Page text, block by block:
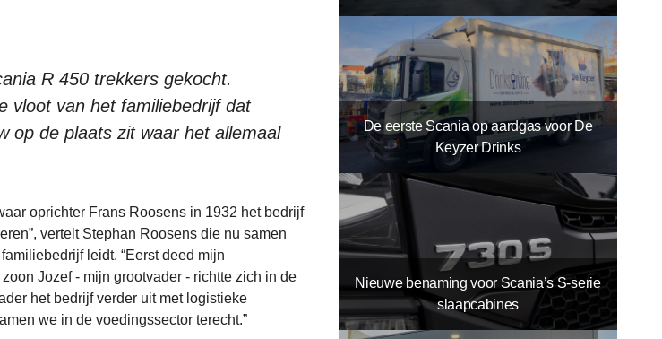
R 450 trekkers gekocht.
vloot van het familiebedrijf dat
op de plaats zit waar het allemaal
oprichter Frans Roosens in 1932 het bedrijf
vertelt Stephan Roosens die nu samen
leidt. “Eerst deed mijn
Jozef - mijn grootvader - richtte zich in de
het bedrijf verder uit met logistieke
we in de voedingssector terecht.”
De eerste Scania op aardgas voor De
Keyzer Drinks
Nieuwe benaming voor Scania’s S-serie
slaapcabines